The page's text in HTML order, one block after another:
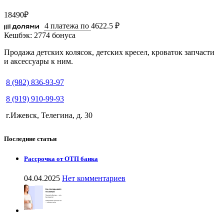
18490₽
4 платежа по 4622.5 ₽
Кешбэк: 2774 бонуса
Продажа детских колясок, детских кресел, кроваток запчасти
и аксессуары к ним.
8 (982) 836-93-97
8 (919) 910-99-93
г.Ижевск, Телегина, д. 30
Последние статьи
Рассрочка от ОТП банка
04.04.2025 Нет комментариев